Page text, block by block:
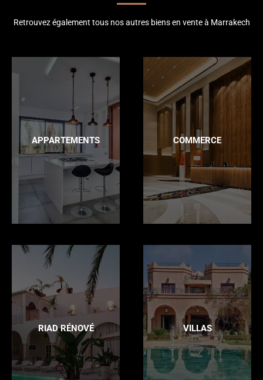
Retrouvez également tous nos autres biens en vente à Marrakech
APPARTEMENTS COMMERCE
RIAD RÉNOVÉ VILLAS